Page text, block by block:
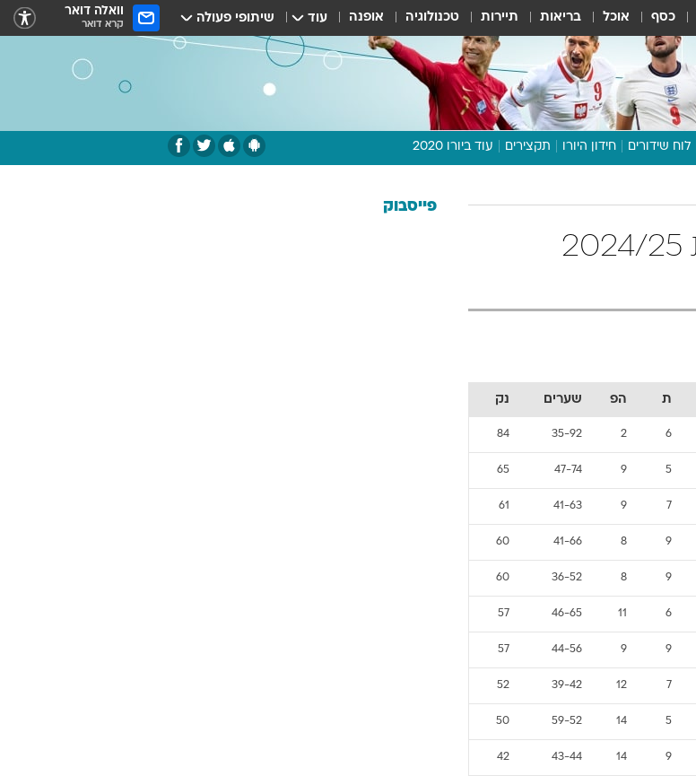
כסף אוכל בריאות תיירות טכנולוגיה אופנה עוד שיתופי פעולה וואלה דואר
קרא דואר
לוח שידורים חידון היורו תקצירים עוד ביורו 2020
תכנית היורו
וואלה! ספורט
מונאקו טבלת ליגה צרפתית 2024/25
ת הפ שערים נק
6
2
35-92
84
5
9
47-74
65
7
9
41-63
61
9
8
41-66
60
9
8
36-52
60
6
11
46-65
57
9
9
44-56
57
7
12
39-42
52
5
14
59-52
50
9
14
43-44
42
פייסבוק